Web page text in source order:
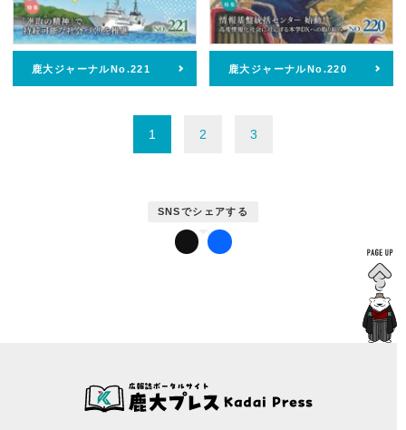
鹿大ジャーナルNo.221 鹿大ジャーナルNo.220
1 2 3